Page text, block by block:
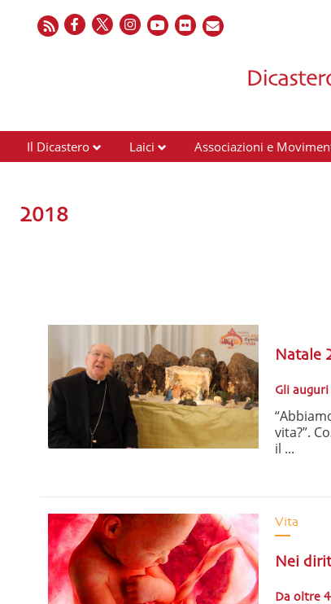
Il Dicastero Laici Associazioni e
2018
Natale
Gli
vita?”.
il ...
Vita
Nei
Da oltre